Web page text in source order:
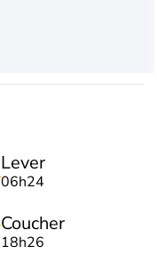
Lever
06h24
Coucher
18h26